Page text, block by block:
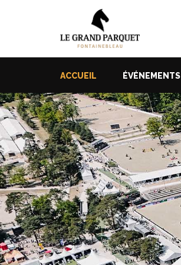
ACCUEIL ÉVÉNEMENTS